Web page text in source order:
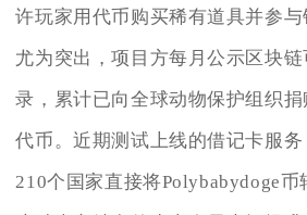
许玩家用代币购买稀有道具并参与
尤为突出，项目方每月公示区块
录，累计已向全球动物保护组织
代币。近期测试上线的借记卡服
210个国家直接将Polybabydoge币